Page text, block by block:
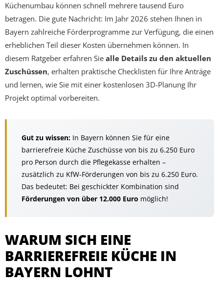
Küchenumbau können schnell mehrere tausend Euro
betragen. Die gute Nachricht: Im Jahr 2026 stehen Ihnen in
Bayern zahlreiche Förderprogramme zur Verfügung, die einen
erheblichen Teil dieser Kosten übernehmen können. In
diesem Ratgeber erfahren Siealle Details zu den aktuellen
Zuschüssen, erhalten praktische Checklisten für Ihre Anträge
und lernen, wie Sie mit einer kostenlosen 3D-Planung Ihr
Projekt optimal vorbereiten.
Gut zu wissen: In Bayern können Sie für eine
barrierefreie Küche Zuschüsse von bis zu 6.250 Euro
pro Person durch die Pflegekasse erhalten –
zusätzlich zu KfW-Förderungen von bis zu 6.250 Euro.
Das bedeutet: Bei geschickter Kombination sind
Förderungen von über 12.000 Euro möglich!
WARUM SICH EINE
BARRIEREFREIE KÜCHE IN
BAYERN LOHNT